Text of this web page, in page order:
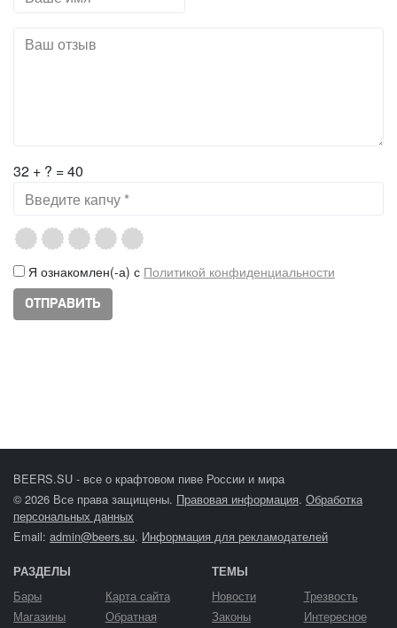
32 + ? = 40
Я ознакомлен(-а) с Политикой конфиденциальности
BEERS.SU - все о крафтовом пиве России и мира
© 2026 Все права защищены. Правовая информация. Обработка
персональных данных
Email: admin@beers.su. Информация для рекламодателей
РАЗДЕЛЫ
Бары
Магазины
Карта сайта
Обратная
ТЕМЫ
Новости
Законы
Трезвость
Интересное